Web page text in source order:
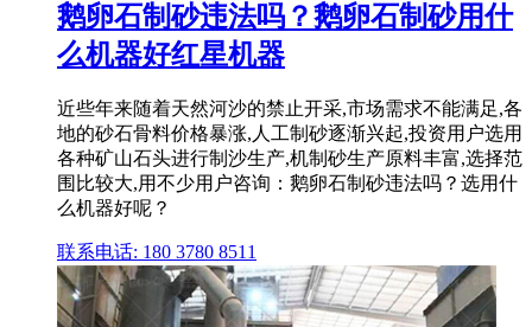
鹅卵石制砂违法吗？鹅卵石制砂用什
么机器好红星机器
近些年来随着天然河沙的禁止开采,市场需求不能满足,各
地的砂石骨料价格暴涨,人工制砂逐渐兴起,投资用户选用
各种矿山石头进行制沙生产,机制砂生产原料丰富,选择范
围比较大,用不少用户咨询：鹅卵石制砂违法吗？选用什
么机器好呢？
联系电话: 180 3780 8511